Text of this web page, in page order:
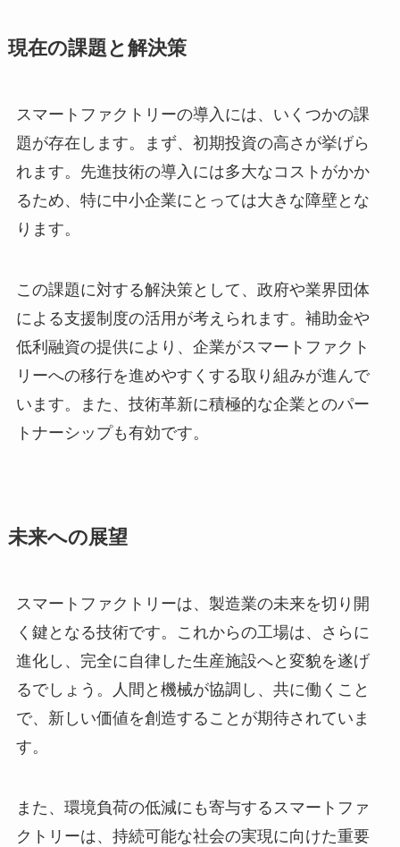
現在の課題と解決策
スマートファクトリーの導入には、いくつかの課
題が存在します。まず、初期投資の高さが挙げら
れます。先進技術の導入には多大なコストがかか
るため、特に中小企業にとっては大きな障壁とな
ります。
この課題に対する解決策として、政府や業界団体
による支援制度の活用が考えられます。補助金や
低利融資の提供により、企業がスマートファクト
リーへの移行を進めやすくする取り組みが進んで
います。また、技術革新に積極的な企業とのパー
トナーシップも有効です。
未来への展望
スマートファクトリーは、製造業の未来を切り開
く鍵となる技術です。これからの工場は、さらに
進化し、完全に自律した生産施設へと変貌を遂げ
るでしょう。人間と機械が協調し、共に働くこと
で、新しい価値を創造することが期待されていま
す。
また、環境負荷の低減にも寄与するスマートファ
クトリーは、持続可能な社会の実現に向けた重要